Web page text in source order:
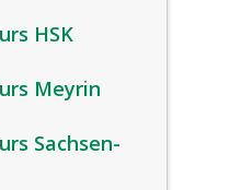
HSK
Meyrin
Sachsen-